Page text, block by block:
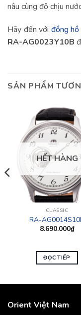
nâu cùng độ chịu
Hãy đến với đồng hồ
RA-AG0023Y10B
SẢN PHẨM
HẾT HÀNG
CLASSIC
RA-
8.690.000₫
ĐỌC TIẾP
Orient Việt Nam